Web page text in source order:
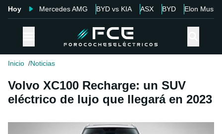
Hoy Mercedes AMG BYD vs KIA ASX BYD Elon Musk
Inicio Noticias
Volvo XC100 Recharge: un SUV
eléctrico de lujo que llegará en 2023